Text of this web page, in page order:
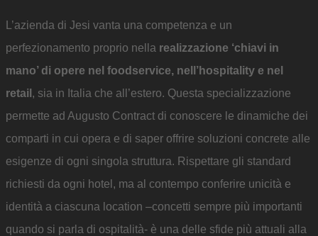
L’azienda di Jesi vanta una competenza e un
perfezionamento proprio nella realizzazione ‘chiavi in
mano’ di opere nel foodservice, nell’hospitality e nel
retail , sia in Italia che all’estero. Questa specializzazione
permette ad Augusto Contract di conoscere le dinamiche dei
comparti in cui opera e di saper offrire soluzioni concrete alle
esigenze di ogni singola struttura. Rispettare gli standard
richiesti da ogni hotel, ma al contempo conferire unicità e
identità a ciascuna location –concetti sempre più importanti
quando si parla di ospitalità- è una delle sfide più attuali alla